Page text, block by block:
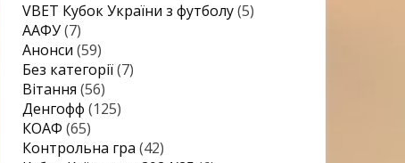
VBET Кубок України з футболу(5)
ААФУ(7)
Анонси (59)
Без категорії(7)
Вітання (56)
Денгофф (125)
КОАФ (65)
Контрольна гра (42)